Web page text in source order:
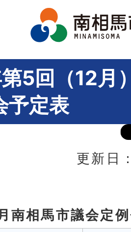
5回（12月
予定表
更新日
南相馬市議会定